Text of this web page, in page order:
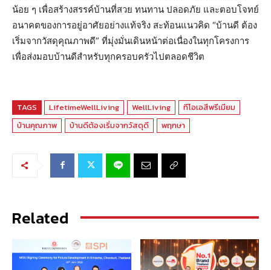
น้อย ๆ เพื่อสร้างสรรค์บ้านที่สวย ทนทาน ปลอดภัย และตอบโจทย์
อนาคตของการอยู่อาศัยอย่างแท้จริง สะท้อนแนวคิด “บ้านดี ต้อง
เริ่มจากวัสดุคุณภาพดี” ที่มุ่งมั่นเดินหน้าต่อเนื่องในทุกโครงการ
เพื่อส่งมอบบ้านดีสำหรับทุกครอบครัวไปตลอดชีวิต
TAGS LifetimeWellLiving WellLiving
ทีโอเอสีพรีเมียม
บ้านคุณภาพ
บ้านดีต้องเริ่มจากวัสดุดี พฤกษา
Related